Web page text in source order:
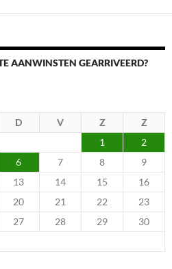
AANWINSTEN GEARRIVEERD?
D V Z
Z
1
2
6 7 8
9
13 14 15
16
20 21 22
23
27 28 29
30